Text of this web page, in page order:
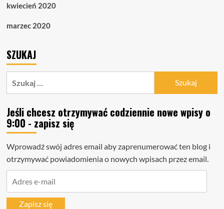
kwiecień 2020
marzec 2020
SZUKAJ
Jeśli chcesz otrzymywać codziennie nowe wpisy o
9:00 - zapisz się
Wprowadź swój adres email aby zaprenumerować ten blog i
otrzymywać powiadomienia o nowych wpisach przez email.
mailZapisz się